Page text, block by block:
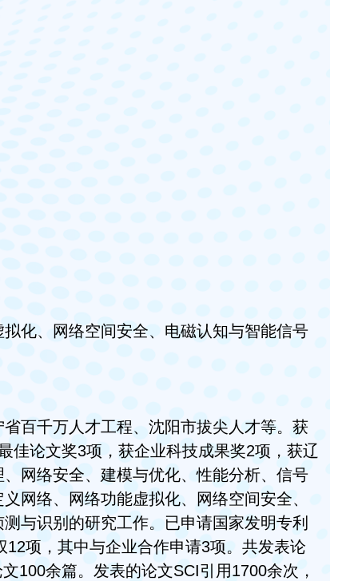
化、网络空间安全、电磁认知与智能信号
百千万人才工程、沈阳市拔尖人才等。获
佳论文奖3项，获企业科技成果奖2项，获辽
网络安全、建模与优化、性能分析、信号
网络、网络功能虚拟化、网络空间安全、
与识别的研究工作。已申请国家发明专利
项，其中与企业合作申请3项。共发表论
100余篇。发表的论文SCI引用1700余次，